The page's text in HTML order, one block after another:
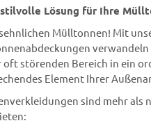
stilvolle Lösung für Ihre
Mülltonnen! Mit
verwandeln
störenden Bereich in ein
Element Ihrer
sind mehr als